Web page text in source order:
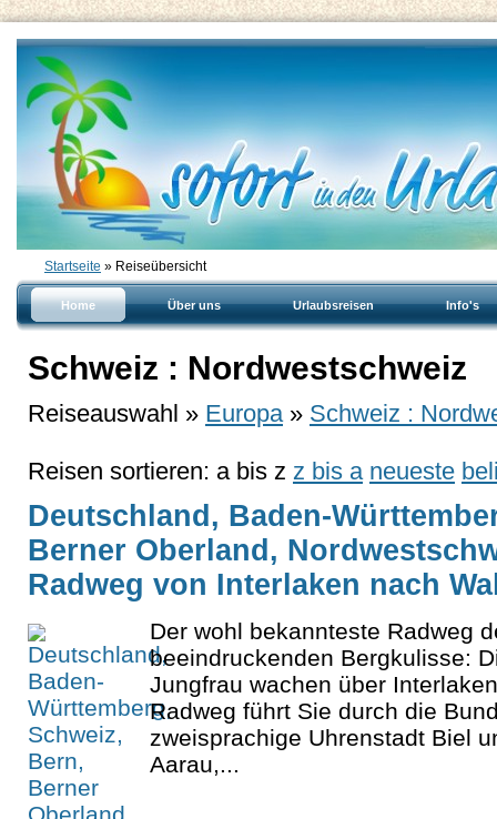
Startseite » Reiseübersicht
Home Über uns Urlaubsreisen Info's
Schweiz : Nordwestschweiz
Reiseauswahl » Europa » Schweiz :
Reisen sortieren: a bis z z bis a neueste
Deutschland, Baden-
Berner Oberland,
Radweg von Interlaken nach
Der wohl bekannteste Radweg
beeindruckenden Bergkulisse:
Jungfrau wachen über
Radweg führt Sie durch die
zweisprachige Uhrenstadt Biel
Aarau,...